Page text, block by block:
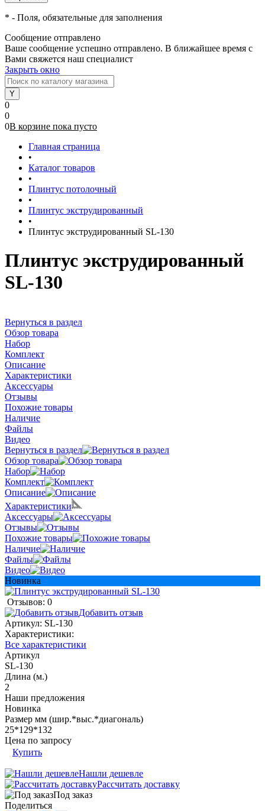
* - Поля, обязательные для заполнения
Сообщение отправлено
Ваше сообщение успешно отправлено. В ближайшее время с
Вами свяжется наш специалист
Закрыть окно
0
0
0В корзине пока пусто
Главная страница
•
Каталог товаров
•
Плинтус потолочный
•
Плинтус экструдированный
•
Плинтус экструдированный SL-130
Плинтус экструдированный
SL-130
Вернуться в раздел
Обзор товара
Набор
Комплект
Описание
Характеристики
Аксессуары
Отзывы
Похожие товары
Наличие
Файлы
Видео
Вернуться в раздел
Обзор товара
Набор
Комплект
Описание
Характеристики
Аксессуары
Отзывы
Похожие товары
Наличие
Файлы
Видео
Новинка
Отзывов: 0
Добавить отзыв
Артикул: SL-130
Характеристики:
Все характеристики
Артикул
SL-130
Длина (м.)
2
Наши предложения
Новинка
Размер мм (шир.*выс.*диагональ)
25*129*132
Цена по запросу
Купить
Нашли дешевле
Рассчитать доставку
Под заказ
Поделиться